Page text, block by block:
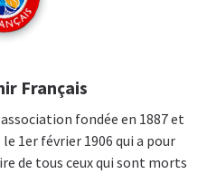
Français
fondée en 1887 et
1er février 1906 qui a pour
de tous ceux qui sont morts